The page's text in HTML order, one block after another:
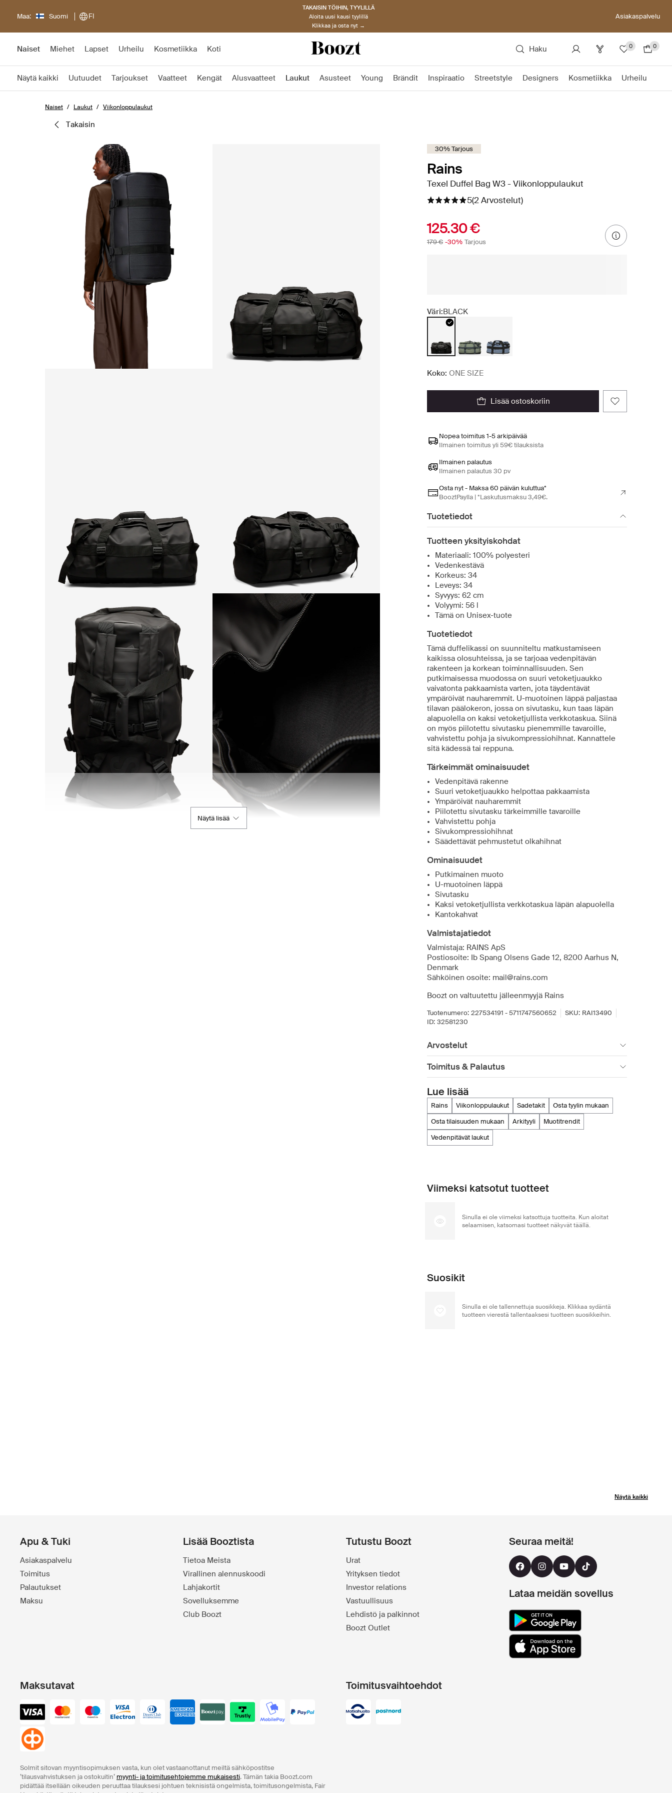
Maa: Suomi FI
TAKAISIN TÖIHIN, TYYLILLÄ
Aloita uusi kausi tyylillä
Klikkaa ja osta nyt →
Asiakaspalvelu
Naiset Miehet Lapset Urheilu Kosmetiikka Koti Haku 0 0
Näytä kaikki Uutuudet Tarjoukset Vaatteet Kengät Alusvaatteet Laukut Asusteet Young Brändit Inspiraatio Streetstyle Designers Kosmetiikka Urheilu
Naiset Laukut Viikonloppulaukut
takaisin
Näytä lisää
30% Tarjous
Rains
Texel Duffel Bag W3 - Viikonloppulaukut
5(2 Arvostelut)
125.30 €
179 € -30% Tarjous
Väri:BLACK
Koko: ONE SIZE
lisää ostoskoriin
Nopea toimitus 1-5 arkipäivää
Ilmainen toimitus yli 59€ tilauksista
Ilmainen palautus
Ilmainen palautus 30 pv
Osta nyt - Maksa 60 päivän kuluttua*
BooztPaylla | *Laskutusmaksu 3,49€.
Tuotetiedot
Tuotteen yksityiskohdat
Materiaali: 100% polyesteri
Vedenkestävä
Korkeus: 34
Leveys: 34
Syvyys: 62 cm
Volyymi: 56 l
Tämä on Unisex-tuote
Tuotetiedot
Tämä duffelikassi on suunniteltu matkustamiseen
kaikissa olosuhteissa, ja se tarjoaa vedenpitävän
rakenteen ja korkean toiminnallisuuden. Sen
putkimaisessa muodossa on suuri vetoketjuaukko
vaivatonta pakkaamista varten, jota täydentävät
ympäröivät nauharemmit. U-muotoinen läppä paljastaa
tilavan päälokeron, jossa on sivutasku, kun taas läpän
alapuolella on kaksi vetoketjullista verkkotaskua. Siinä
on myös piilotettu sivutasku pienemmille tavaroille,
vahvistettu pohja ja sivukompressiohihnat. Kannattele
sitä kädessä tai reppuna.
Tärkeimmät ominaisuudet
Vedenpitävä rakenne
Suuri vetoketjuaukko helpottaa pakkaamista
Ympäröivät nauharemmit
Piilotettu sivutasku tärkeimmille tavaroille
Vahvistettu pohja
Sivukompressiohihnat
Säädettävät pehmustetut olkahihnat
Ominaisuudet
Putkimainen muoto
U-muotoinen läppä
Sivutasku
Kaksi vetoketjullista verkkotaskua läpän alapuolella
Kantokahvat
Valmistajatiedot
Valmistaja: RAINS ApS
Postiosoite: Ib Spang Olsens Gade 12, 8200 Aarhus N,
Denmark
Sähköinen osoite: mail@rains.com
Boozt on valtuutettu jälleenmyyjä Rains
Tuotenumero: 227534191 - 5711747560652 SKU: RAI13490
ID: 32581230
Arvostelut
Toimitus & Palautus
Lue lisää
rains viikonloppulaukut sadetakit
osta tyylin mukaan
osta tilaisuuden mukaan
arkityyli
muotitrendit
vedenpitävät laukut
Viimeksi katsotut tuotteet
Sinulla ei ole viimeksi katsottuja tuotteita. Kun aloitat
selaamisen, katsomasi tuotteet näkyvät täällä.
Suosikit
Sinulla ei ole tallennettuja suosikkeja. Klikkaa sydäntä
tuotteen vierestä tallentaaksesi tuotteen suosikkeihin.
Näytä kaikki
Apu & Tuki
Asiakaspalvelu
Toimitus
Palautukset
Maksu
Lisää Booztista
Tietoa Meista
Virallinen alennuskoodi
Lahjakortit
Sovelluksemme
Club Boozt
Tutustu Boozt
Urat
Yrityksen tiedot
Investor relations
Vastuullisuus
Lehdistö ja palkinnot
Boozt Outlet
Seuraa meitä!
Lataa meidän sovellus
Maksutavat
Solmit sitovan myyntisopimuksen vasta, kun olet vastaanottanut meiltä sähköpostitse
’tilausvahvistuksen ja ostokuitin’ myynti- ja toimitusehtojemme mukaisesti. Tämän takia Boozt.com
pidättää itsellään oikeuden peruuttaa tilauksesi johtuen teknisistä ongelmista, toimitusongelmista, Fair
Toimitusvaihtoehdot